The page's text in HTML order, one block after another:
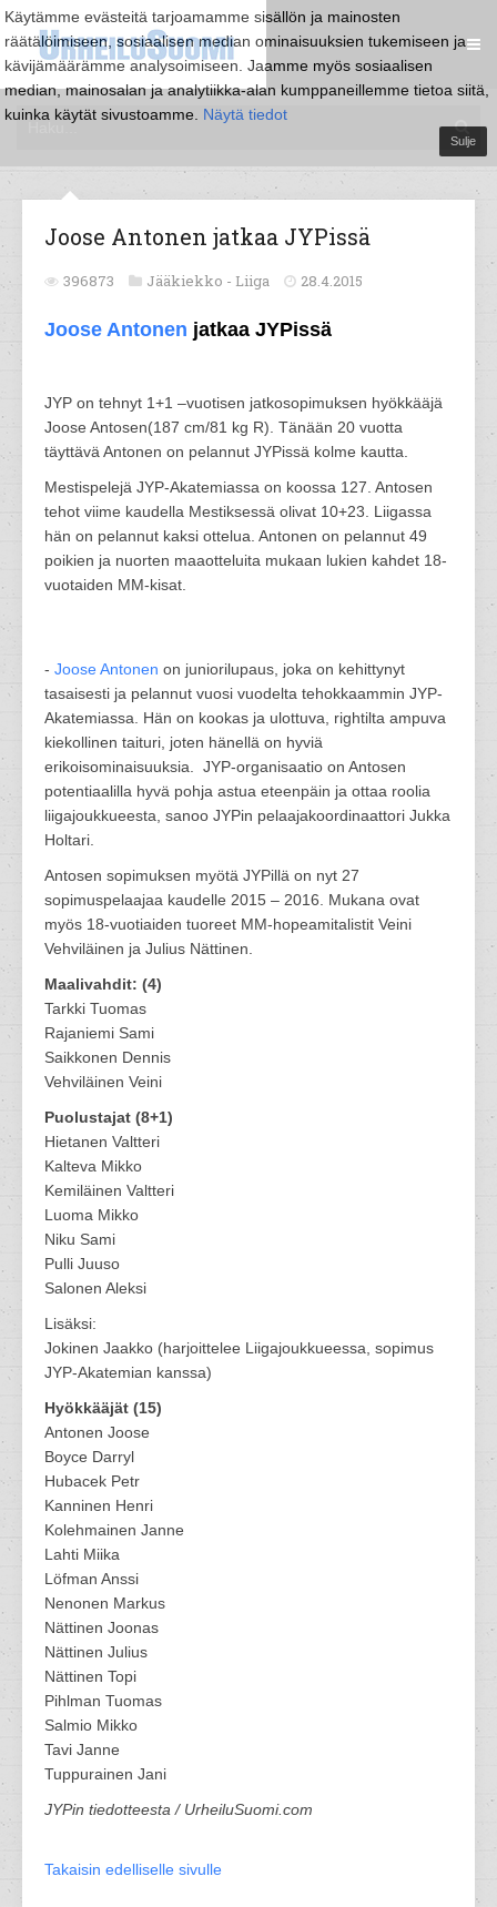
Käytämme evästeitä tarjoamamme sisällön ja mainosten
räätälöimiseen, sosiaalisen median ominaisuuksien tukemiseen ja
kävijämäärämme analysoimiseen. Jaamme myös sosiaalisen
median, mainosalan ja analytiikka-alan kumppaneillemme tietoa siitä,
kuinka käytät sivustoamme. Näytä tiedot
Sulje
Joose Antonen jatkaa JYPissä
396873 Jääkiekko - Liiga 28.4.2015
Joose Antonen jatkaa JYPissä
JYP on tehnyt 1+1 –vuotisen jatkosopimuksen hyökkääjä
Joose Antosen(187 cm/81 kg R). Tänään 20 vuotta
täyttävä Antonen on pelannut JYPissä kolme kautta.
Mestispelejä JYP-Akatemiassa on koossa 127. Antosen
tehot viime kaudella Mestiksessä olivat 10+23. Liigassa
hän on pelannut kaksi ottelua. Antonen on pelannut 49
poikien ja nuorten maaotteluita mukaan lukien kahdet 18-
vuotaiden MM-kisat.
- Joose Antonen on juniorilupaus, joka on kehittynyt
tasaisesti ja pelannut vuosi vuodelta tehokkaammin JYP-
Akatemiassa. Hän on kookas ja ulottuva, rightilta ampuva
kiekollinen taituri, joten hänellä on hyviä
erikoisominaisuuksia. JYP-organisaatio on Antosen
potentiaalilla hyvä pohja astua eteenpäin ja ottaa roolia
liigajoukkueesta, sanoo JYPin pelaajakoordinaattori Jukka
Holtari.
Antosen sopimuksen myötä JYPillä on nyt 27
sopimuspelaajaa kaudelle 2015 – 2016. Mukana ovat
myös 18-vuotiaiden tuoreet MM-hopeamitalistit Veini
Vehviläinen ja Julius Nättinen.
Maalivahdit: (4)
Tarkki Tuomas
Rajaniemi Sami
Saikkonen Dennis
Vehviläinen Veini
Puolustajat (8+1)
Hietanen Valtteri
Kalteva Mikko
Kemiläinen Valtteri
Luoma Mikko
Niku Sami
Pulli Juuso
Salonen Aleksi
Lisäksi:
Jokinen Jaakko (harjoittelee Liigajoukkueessa, sopimus
JYP-Akatemian kanssa)
Hyökkääjät (15)
Antonen Joose
Boyce Darryl
Hubacek Petr
Kanninen Henri
Kolehmainen Janne
Lahti Miika
Löfman Anssi
Nenonen Markus
Nättinen Joonas
Nättinen Julius
Nättinen Topi
Pihlman Tuomas
Salmio Mikko
Tavi Janne
Tuppurainen Jani
JYPin tiedotteesta / UrheiluSuomi.com
Takaisin edelliselle sivulle